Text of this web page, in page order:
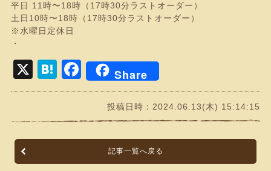
平日 11時〜18時（17時30分ラストオーダー）
土日10時〜18時（17時30分ラストオーダー）
※水曜日定休日
・
X Hatena
Facebook
Share
投稿日時：2024.06.13(木) 15:14:15
記事一覧へ戻る